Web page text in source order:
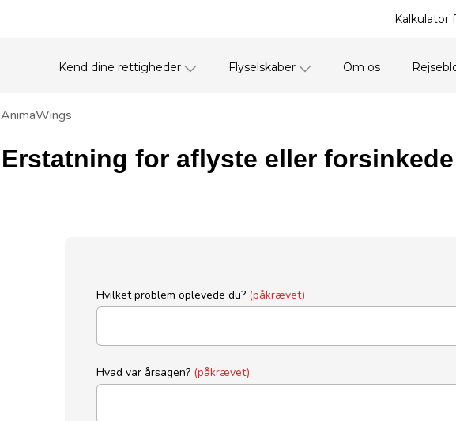
Kalkulator
Kend dine rettigheder Flyselskaber Om os
AnimaWings
Erstatning for aflyste eller
Hvilket problem oplevede du? (påkrævet)
Hvad var årsagen? (påkrævet)